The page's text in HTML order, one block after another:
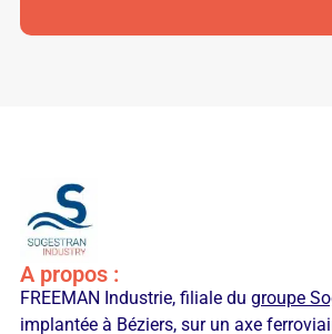
A propos :
FREEMAN Industrie, filiale du groupe
implantée à Béziers, sur un axe